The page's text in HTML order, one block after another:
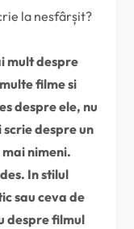
la nesfârșit?
mult despre
filme si
despre ele, nu
despre un
nimeni.
In stilul
sau ceva de
despre filmul